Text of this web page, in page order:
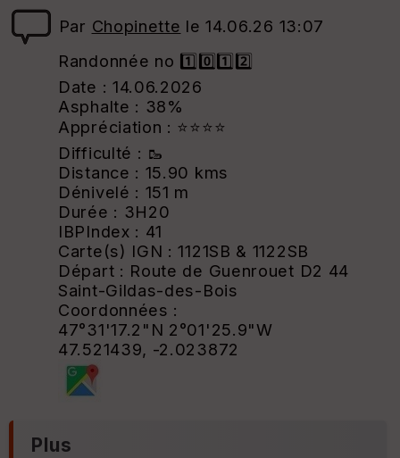
Par Chopinette le 14.06.26 13:07
Randonnée no 1️⃣0️⃣1️⃣2️⃣
Date : 14.06.2026
Asphalte : 38%
Appréciation : ⭐⭐⭐⭐
Difficulté : 🥾
Distance : 15.90 kms
Dénivelé : 151 m
Durée : 3H20
IBPIndex : 41
Carte(s) IGN : 1121SB & 1122SB
Départ : Route de Guenrouet D2 44
Saint-Gildas-des-Bois
Coordonnées :
47°31'17.2"N 2°01'25.9"W
47.521439, -2.023872
Plus